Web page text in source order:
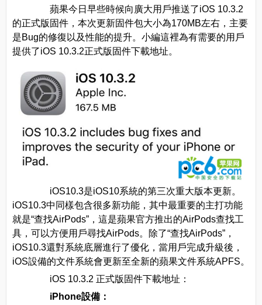
蘋果今日早些時候向廣大用戶推送了iOS 10.3.2
的正式版固件，本次更新固件包大小為170MB左右，主要
是Bug的修復以及性能的提升。小編這裡為有需要的用戶
提供了iOS 10.3.2正式版固件下載地址。
iOS10.3是iOS10系統的第三次重大版本更新。
iOS10.3中同樣包含很多新功能，其中最重要的主打功能
就是“查找AirPods”，這是蘋果官方推出的AirPods查找工
具，可以方便用戶尋找AirPods。除了“查找AirPods”，
iOS10.3還對系統底層進行了優化，當用戶完成升級後，
iOS設備的文件系統會更新至全新的蘋果文件系統APFS。
iOS 10.3.2 正式版固件下載地址：
iPhone設備：